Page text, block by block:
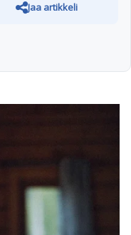
Jaa artikkeli